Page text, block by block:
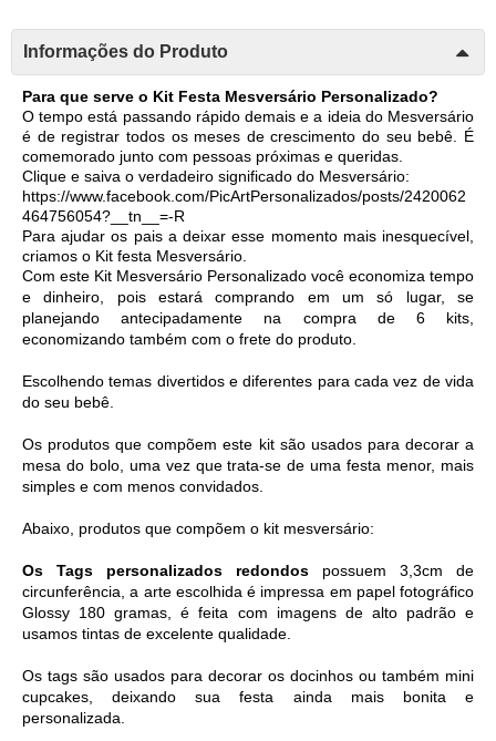
Informações do Produto
Para que serve o Kit Festa Mesversário Personalizado?
O tempo está passando rápido demais e a ideia do Mesversário
é de registrar todos os meses de crescimento do seu bebê. É
comemorado junto com pessoas próximas e queridas.
https://www.facebook.com/PicArtPersonalizados/posts/2420062
464756054?__tn__=-R
Para ajudar os pais a deixar esse momento mais inesquecível,
criamos o Kit festa Mesversário.
Com este Kit Mesversário Personalizado você economiza tempo
e dinheiro, pois estará comprando em um só lugar, se
planejando antecipadamente na compra de 6 kits,
economizando também com o frete do produto.
Escolhendo temas divertidos e diferentes para cada vez de vida
do seu bebê.
Os produtos que compõem este kit são usados para decorar a
mesa do bolo, uma vez que trata-se de uma festa menor, mais
simples e com menos convidados.
Abaixo, produtos que compõem o kit mesversário:
Os Tags personalizados redondos possuem 3,3cm de
circunferência, a arte escolhida é impressa em papel fotográfico
Glossy 180 gramas, é feita com imagens de alto padrão e
usamos tintas de excelente qualidade.
Os tags são usados para decorar os docinhos ou também mini
cupcakes, deixando sua festa ainda mais bonita e
personalizada.